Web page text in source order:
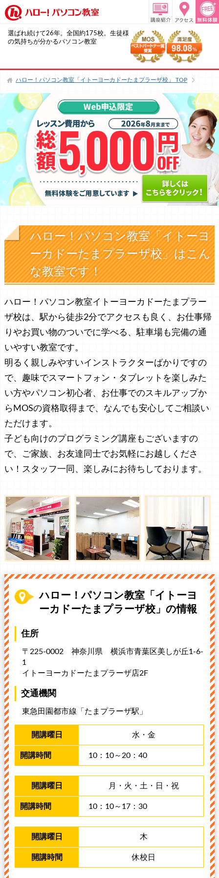
選ばれ続けて26年。全国約175校。生徒様
の気持ちが分かるパソコン教室
ハロー！パソコン教室「イトーヨーカドーたまプラーザ校」 TOP
ハロー！パソコン教室「イトーヨ
ーカドーたまプラーザ校」はこん
な教室です！
ハロー！パソコン教室イトーヨーカドーたまプラー
ザ校は、駅から徒歩2分でアクセスも良く、お仕事帰
りやお買い物のついでに学べる、駐車場も完備の通
いやすい教室です。
明るく親しみやすいインストラクターばかりですの
で、趣味でスマートフォン・タブレットを楽しみた
い方やパソコン初心者、お仕事でのスキルアップか
らMOSの資格取得まで、なんでも安心してご相談い
ただけます。
子ども向けのプログラミング講座もございますの
で、ご家族、お友達同士でお気軽にお越しくださ
い！スタッフ一同、楽しみにお待ちしております。
ハロー！パソコン教室「イトーヨ
ーカドーたまプラーザ校」の情報
住所
〒225-0002 神奈川県 横浜市青葉区美しが丘1-6-
1
イトーヨーカドーたまプラーザ店2F
交通機関
東急田園都市線「たまプラーザ駅」
水・金
10：10～20：40
月・火・土・日・祝
10：10～17：30
木
休校日